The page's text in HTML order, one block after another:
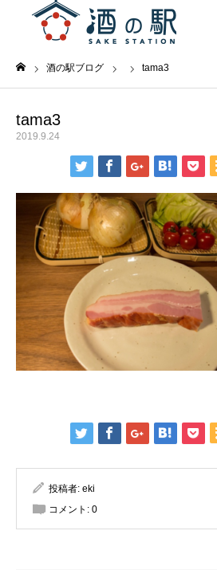
酒の駅ブログ tama3
tama3
2019.9.24
投稿者: eki
コメント: 0